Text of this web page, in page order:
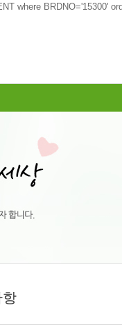
where BRDNO='15300'
항